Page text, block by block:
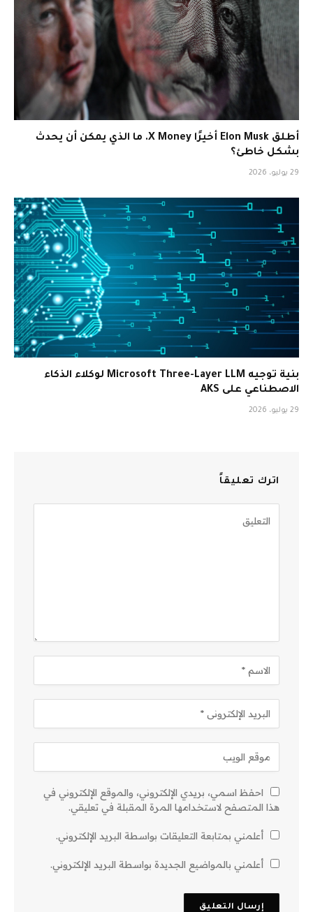
أطلق Elon Musk أخيرًا X Money. ما الذي يمكن أن يحدث
بشكل خاطئ؟
29 يوليو، 2026
بنية توجيه Microsoft Three-Layer LLM لوكلاء الذكاء
الاصطناعي على AKS
29 يوليو، 2026
اترك تعليقاً
احفظ اسمي، بريدي الإلكتروني، والموقع الإلكتروني في
هذا المتصفح لاستخدامها المرة المقبلة في تعليقي.
أعلمني بمتابعة التعليقات بواسطة البريد الإلكتروني.
أعلمني بالمواضيع الجديدة بواسطة البريد الإلكتروني.